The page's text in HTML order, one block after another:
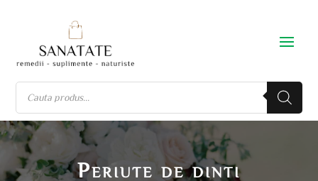
Periute de dinti